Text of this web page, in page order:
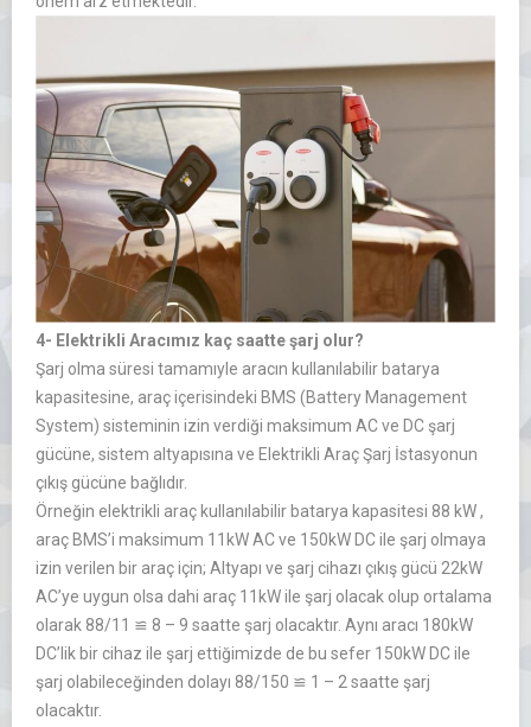
4- Elektrikli Aracımız kaç saatte şarj olur?
Şarj olma süresi tamamıyle aracın kullanılabilir batarya
kapasitesine, araç içerisindeki BMS (Battery Management
System) sisteminin izin verdiği maksimum AC ve DC şarj
gücüne, sistem altyapısına ve Elektrikli Araç Şarj İstasyonun
çıkış gücüne bağlıdır.
Örneğin elektrikli araç kullanılabilir batarya kapasitesi 88 kW ,
araç BMS’i maksimum 11kW AC ve 150kW DC ile şarj olmaya
izin verilen bir araç için; Altyapı ve şarj cihazı çıkış gücü 22kW
AC’ye uygun olsa dahi araç 11kW ile şarj olacak olup ortalama
olarak 88/11 ≌ 8 – 9 saatte şarj olacaktır. Aynı aracı 180kW
DC’lik bir cihaz ile şarj ettiğimizde de bu sefer 150kW DC ile
şarj olabileceğinden dolayı 88/150 ≌ 1 – 2 saatte şarj
olacaktır.